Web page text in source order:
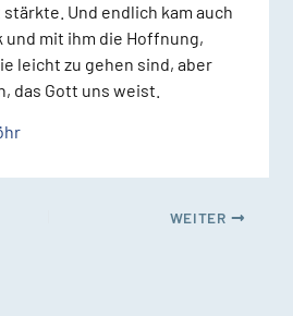
Und endlich kam auch
und mit ihm die Hoffnung,
leicht zu gehen sind, aber
das Gott uns weist.
WEITER